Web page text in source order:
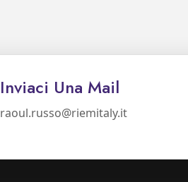
Inviaci Una Mail
raoul.russo@riemitaly.it